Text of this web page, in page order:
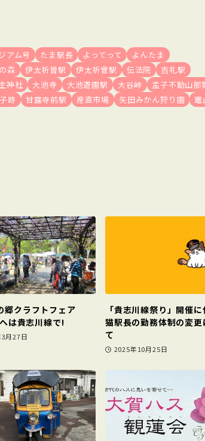
アム号 たま駅長 よってって
よんたま
森 伊太祈曽駅 伊太祈曾駅 伝法院
吉礼駅
神社 大池寺 大池遊園駅 大谷峠
孟子不動山那
跡 甘露寺前駅 産直市場 矢田みかん狩り園
竈
郷クラフトフェア
は貴志川線で!
月27日
「貴志川線祭り」開催
猫駅長の勤務体制の変更
て
2025年10月25日